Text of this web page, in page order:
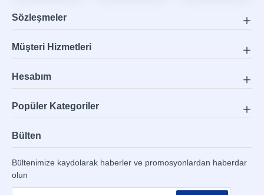
Sözleşmeler
Müşteri Hizmetleri
Hesabım
Popüler Kategoriler
Bülten
Bültenimize kaydolarak haberler ve promosyonlardan haberdar
olun